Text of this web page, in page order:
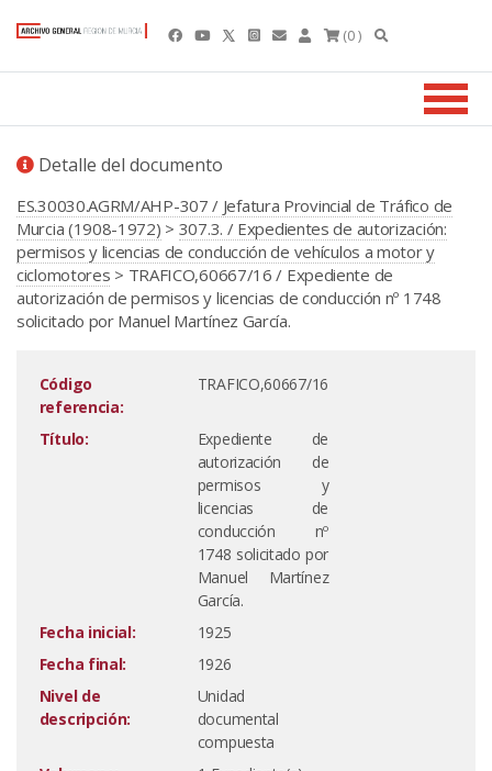
(0 )
Detalle del documento
ES.30030.AGRM/AHP-307 / Jefatura Provincial de Tráfico de
Murcia (1908-1972) > 307.3. / Expedientes de autorización:
permisos y licencias de conducción de vehículos a motor y
ciclomotores > TRAFICO,60667/16 / Expediente de
autorización de permisos y licencias de conducción nº 1748
solicitado por Manuel Martínez García.
Código
referencia:
TRAFICO,60667/16
Título:
Expediente de
autorización de
permisos y
licencias de
conducción nº
1748 solicitado por
Manuel Martínez
García.
Fecha inicial:
1925
Fecha final:
1926
Nivel de
descripción:
Unidad
documental
compuesta